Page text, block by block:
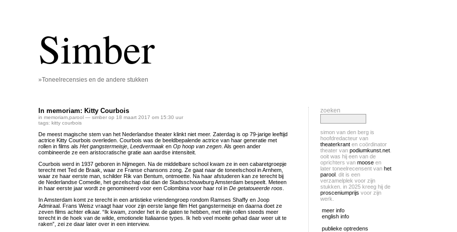
Simber
»Toneelrecensies en de andere stukken
In memoriam: Kitty Courbois
in memoriam parool — simber op 18 maart 2017 om 15:30 uur
tags: kitty courbois
De meest magische stem van het Nederlandse theater klinkt niet meer. Zaterdag is op 79-jarige leeftijd
actrice Kitty Courbois overleden. Courbois was de beeldbepalende actrice van haar generatie met
rollen in films als Het gangstermeisje Leedvermaak en Op hoop van zegen . Als geen ander
combineerde ze een aristocratische gratie aan aardse intensiteit.
Courbois werd in 1937 geboren in Nijmegen. Na de middelbare school kwam ze in een cabaretgroepje
terecht met Ted de Braak, waar ze Franse chansons zong. Ze gaat naar de toneelschool in Arnhem,
waar ze haar eerste man, schilder Rik van Bentum, ontmoette. Na haar afstuderen kan ze terecht bij
de Nederlandse Comedie, het gezelschap dat dan de Stadsschouwburg Amsterdam bespeelt. Meteen
in haar eerste jaar wordt ze genomineerd voor een Colombina voor haar rol in De getatoueerde roos
In Amsterdam komt ze terecht in een artistieke vriendengroep rondom Ramses Shaffy en Joop
Admiraal. Frans Weisz vraagt haar voor zijn eerste lange film Het gangstermeisje en daarna doet ze
zeven films achter elkaar. “Ik kwam, zonder het in de gaten te hebben, met mijn rollen steeds meer
terecht in de hoek van de wilde, emotionele Italiaanse types. Ik heb veel moeite gehad daar weer uit te
raken”, zei ze daar later over in een interview.
zoeken
simon van den berg is
hoofdredacteur van
theaterkrant en coördinator
theater van podiumkunst.net
ooit was hij een van de
oprichters van moose en
later toneelrecensent van het
parool . dit is een
verzamelplek voor zijn
stukken. in 2025 kreeg hij de
prosceniumprijs voor zijn
werk.
meer info
english info
publieke optredens